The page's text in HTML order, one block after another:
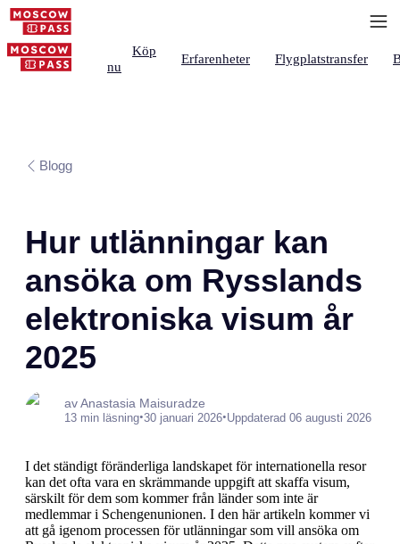
Köp
nu
Erfarenheter Flygplatstransfer
Blogg
Hur utlänningar kan
ansöka om Rysslands
elektroniska visum år
2025
av Anastasia Maisuradze
13 min läsning•30 januari 2026•Uppdaterad 06 augusti 2026
I det ständigt föränderliga landskapet för internationella resor
kan det ofta vara en skrämmande uppgift att skaffa visum,
särskilt för dem som kommer från länder som inte är
medlemmar i Schengenunionen. I den här artikeln kommer vi
att gå igenom processen för utlänningar som vill ansöka om